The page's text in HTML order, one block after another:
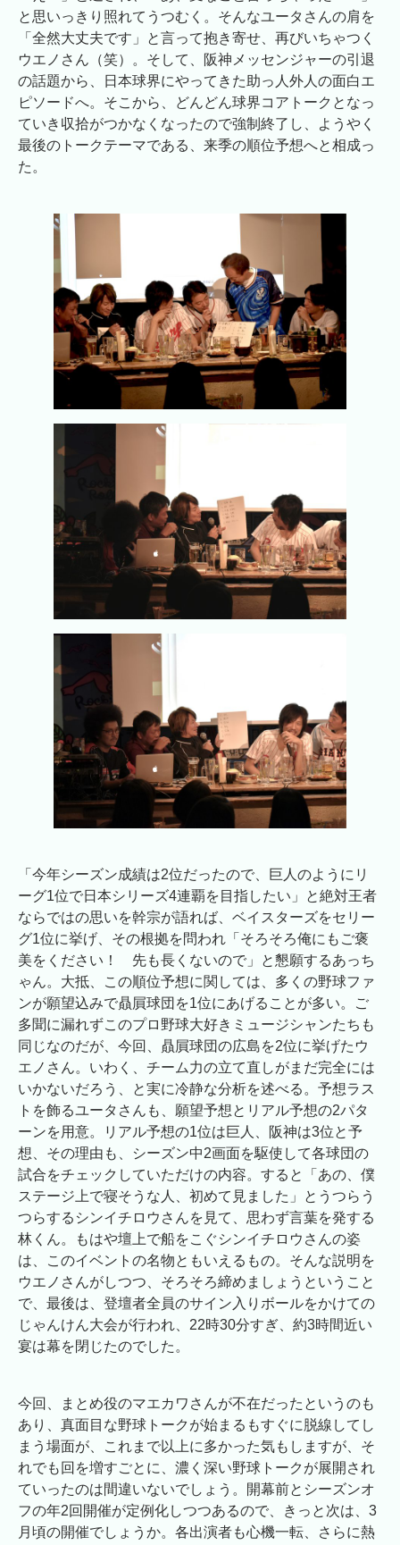
と思いっきり照れてうつむく。そんなユータさんの肩を
「全然大丈夫です」と言って抱き寄せ、再びいちゃつく
ウエノさん（笑）。そして、阪神メッセンジャーの引退
の話題から、日本球界にやってきた助っ人外人の面白エ
ピソードへ。そこから、どんどん球界コアトークとなっ
ていき収拾がつかなくなったので強制終了し、ようやく
最後のトークテーマである、来季の順位予想へと相成っ
た。
「今年シーズン成績は2位だったので、巨人のようにリ
ーグ1位で日本シリーズ4連覇を目指したい」と絶対王者
ならではの思いを幹宗が語れば、ベイスターズをセリー
グ1位に挙げ、その根拠を問われ「そろそろ俺にもご褒
美をください！ 先も長くないので」と懇願するあっち
ゃん。大抵、この順位予想に関しては、多くの野球ファ
ンが願望込みで贔屓球団を1位にあげることが多い。ご
多聞に漏れずこのプロ野球大好きミュージシャンたちも
同じなのだが、今回、贔屓球団の広島を2位に挙げたウ
エノさん。いわく、チーム力の立て直しがまだ完全には
いかないだろう、と実に冷静な分析を述べる。予想ラス
トを飾るユータさんも、願望予想とリアル予想の2パタ
ーンを用意。リアル予想の1位は巨人、阪神は3位と予
想、その理由も、シーズン中2画面を駆使して各球団の
試合をチェックしていただけの内容。すると「あの、僕
ステージ上で寝そうな人、初めて見ました」とうつらう
つらするシンイチロウさんを見て、思わず言葉を発する
林くん。もはや壇上で船をこぐシンイチロウさんの姿
は、このイベントの名物ともいえるもの。そんな説明を
ウエノさんがしつつ、そろそろ締めましょうということ
で、最後は、登壇者全員のサイン入りボールをかけての
じゃんけん大会が行われ、22時30分すぎ、約3時間近い
宴は幕を閉じたのでした。
今回、まとめ役のマエカワさんが不在だったというのも
あり、真面目な野球トークが始まるもすぐに脱線してし
まう場面が、これまで以上に多かった気もしますが、そ
れでも回を増すごとに、濃く深い野球トークが展開され
ていったのは間違いないでしょう。開幕前とシーズンオ
フの年2回開催が定例化しつつあるので、きっと次は、3
月頃の開催でしょうか。各出演者も心機一転、さらに熱